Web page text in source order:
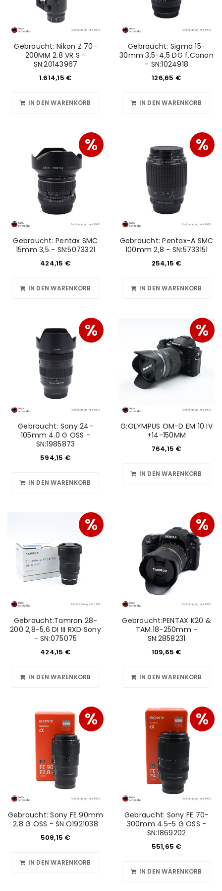
ANMELDEN
Benutzername oder E-Mail-Adresse*
Gebraucht: Nikon Z 70-
200MM 2.8 VR S -
SN:20143967
1.614,15 €
IN DEN WARENKORB
Gebraucht: Sigma 15-
30mm 3,5-4,5 DG f.Canon
- SN:1024918
126,65 €
IN DEN WARENKORB
%
Gebraucht: Pentax SMC
15mm 3,5 - SN:5073321
424,15 €
IN DEN WARENKORB
%
Gebraucht: Pentax-A SMC
100mm 2,8 - SN:5733151
254,15 €
IN DEN WARENKORB
%
Gebraucht: Sony 24-
105mm 4.0 G OSS -
SN:1985873
594,15 €
IN DEN WARENKORB
%
G:OLYMPUS OM-D EM 10 IV
+14-150MM
764,15 €
IN DEN WARENKORB
%
Gebraucht:Tamron 28-
200 2,8-5,6 DI III RXD Sony
- SN:075075
424,15 €
IN DEN WARENKORB
%
Gebraucht:PENTAX K20 &
TAM.18-250mm -
SN:2858231
109,65 €
IN DEN WARENKORB
%
Gebraucht: Sony FE 90mm
2.8 G OSS - SN:O1921038
509,15 €
IN DEN WARENKORB
%
Gebraucht: Sony FE 70-
300mm 4.5-5 G OSS -
SN:1869202
551,65 €
IN DEN WARENKORB